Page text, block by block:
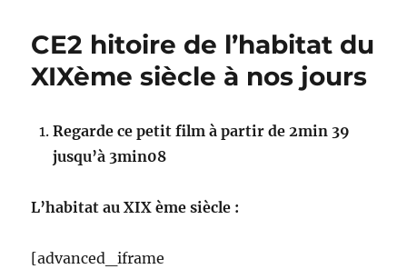
nombres
décimaux
CE2 hitoire de l’habitat du
XIXème siècle à nos jours
Regarde ce petit film à partir de 2min 39
jusqu’à 3min08
L’habitat au XIX ème siècle :
[advanced_iframe